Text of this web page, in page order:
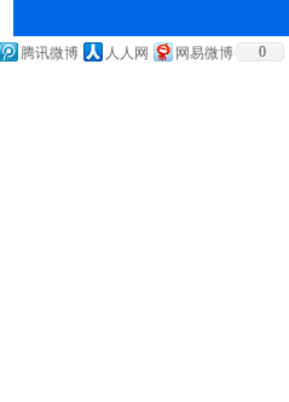
腾讯微博 人人网 网易微博 0